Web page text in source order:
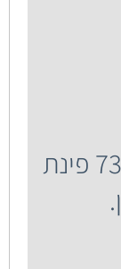
ענק השעונים רח' הרצל 73 פינת